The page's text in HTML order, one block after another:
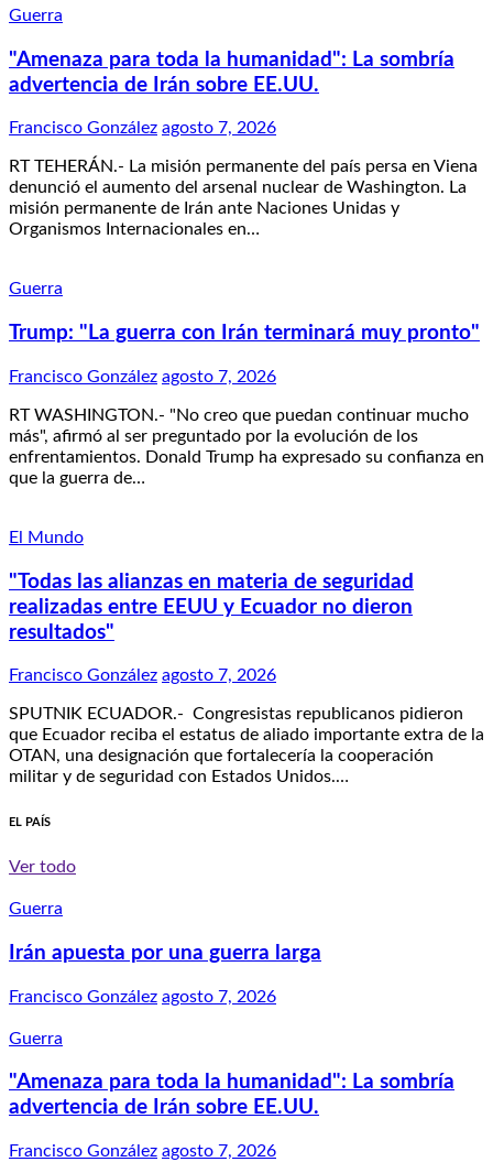
Guerra
"Amenaza para toda la humanidad": La sombría
advertencia de Irán sobre EE.UU.
Francisco González agosto 7, 2026
RT TEHERÁN.- La misión permanente del país persa en Viena
denunció el aumento del arsenal nuclear de Washington. La
misión permanente de Irán ante Naciones Unidas y
Organismos Internacionales en…
Guerra
Trump: "La guerra con Irán terminará muy pronto"
Francisco González agosto 7, 2026
RT WASHINGTON.- "No creo que puedan continuar mucho
más", afirmó al ser preguntado por la evolución de los
enfrentamientos. Donald Trump ha expresado su confianza en
que la guerra de…
El Mundo
"Todas las alianzas en materia de seguridad
realizadas entre EEUU y Ecuador no dieron
resultados"
Francisco González agosto 7, 2026
SPUTNIK ECUADOR.- Congresistas republicanos pidieron
que Ecuador reciba el estatus de aliado importante extra de la
OTAN, una designación que fortalecería la cooperación
militar y de seguridad con Estados Unidos.…
EL PAÍS
Ver todo
Guerra
Irán apuesta por una guerra larga
Francisco González agosto 7, 2026
Guerra
"Amenaza para toda la humanidad": La sombría
advertencia de Irán sobre EE.UU.
Francisco González agosto 7, 2026